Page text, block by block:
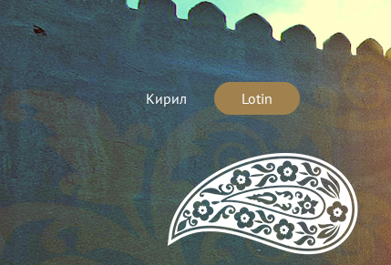
Кирил Lotin